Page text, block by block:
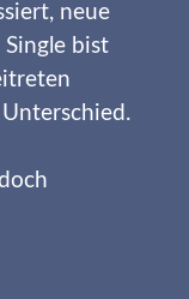
neue
bist